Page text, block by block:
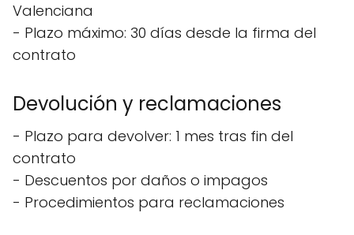
Valenciana
- Plazo máximo: 30 días desde la firma del
contrato
Devolución y reclamaciones
- Plazo para devolver: 1 mes tras fin del
contrato
- Descuentos por daños o impagos
- Procedimientos para reclamaciones